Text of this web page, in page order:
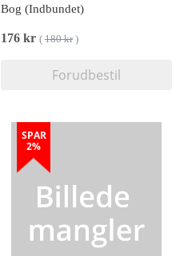
Bog (Indbundet)
176 kr ( 180 kr)
Forudbestil
SPAR
2%